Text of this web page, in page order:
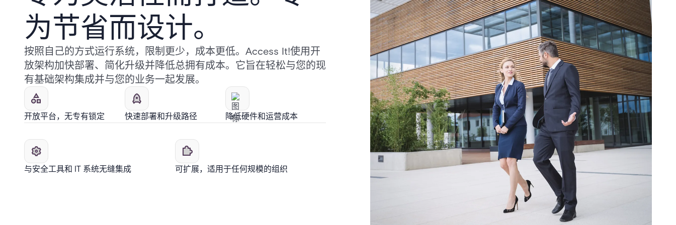
为节省而设计。
按照自己的方式运行系统，限制更少，成本更低。Access It!使用开
放架构加快部署、简化升级并降低总拥有成本。它旨在轻松与您的现
有基础架构集成并与您的业务一起发展。
开放平台，无专有锁定 快速部署和升级路径 降低硬件和运营成本
与安全工具和 IT 系统无缝集成 可扩展，适用于任何规模的组织